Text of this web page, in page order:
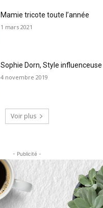
Mamie tricote toute l’année
1 mars 2021
Sophie Dorn, Style influenceuse
4 novembre 2019
Voir plus
- Publicité -